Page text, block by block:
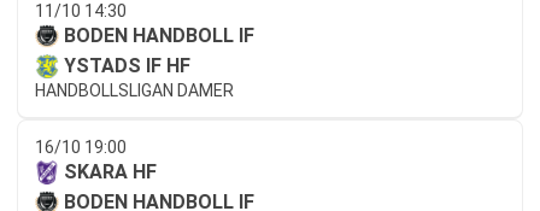
11/10 14:30
BODEN HANDBOLL IF
YSTADS IF HF
HANDBOLLSLIGAN DAMER
16/10 19:00
SKARA HF
BODEN HANDBOLL IF